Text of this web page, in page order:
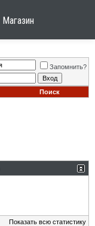
Магазин
Запомнить?
Поиск
Показать всю статистику